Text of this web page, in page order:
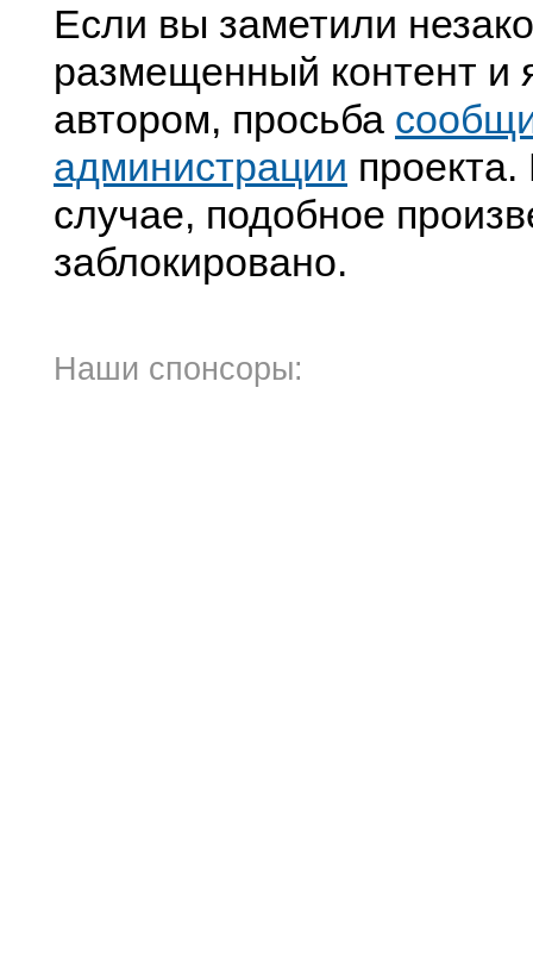
Если вы заметили
размещенный контент и
автором, просьба
администрации
случае, подобное
заблокировано.
Наши спонсоры: